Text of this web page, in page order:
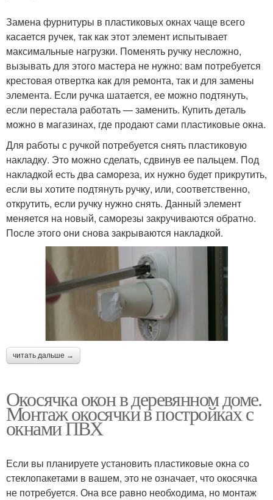
Замена фурнитуры в пластиковых окнах чаще всего
касается ручек, так как этот элемент испытывает
максимальные нагрузки. Поменять ручку несложно,
вызывать для этого мастера не нужно: вам потребуется
крестовая отвертка как для ремонта, так и для замены
элемента. Если ручка шатается, ее можно подтянуть,
если перестала работать — заменить. Купить деталь
можно в магазинах, где продают сами пластиковые окна.
Для работы с ручкой потребуется снять пластиковую
накладку. Это можно сделать, сдвинув ее пальцем. Под
накладкой есть два самореза, их нужно будет прикрутить,
если вы хотите подтянуть ручку, или, соответственно,
открутить, если ручку нужно снять. Данный элемент
меняется на новый, саморезы закручиваются обратно.
После этого они снова закрываются накладкой.
читать дальше →
Окосячка окон в деревянном доме.
Монтаж окосячки в постройках с
окнами ПВХ
Если вы планируете установить пластиковые окна со
стеклопакетами в вашем, это не означает, что окосячка
не потребуется. Она все равно необходима, но монтаж